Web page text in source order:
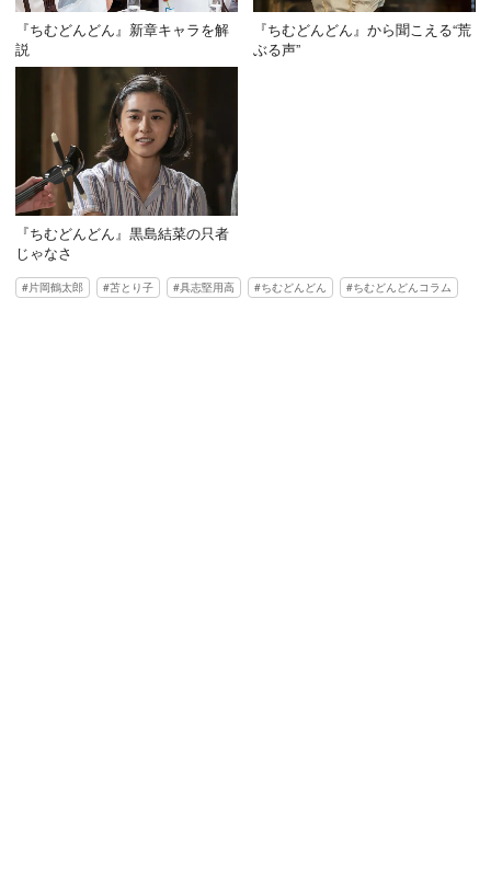
『ちむどんどん』新章キャラを解
説
『ちむどんどん』から聞こえる“荒
ぶる声”
『ちむどんどん』黒島結菜の只者
じゃなさ
片岡鶴太郎 苫とり子 具志堅用高 ちむどんどん ちむどんどんコラム